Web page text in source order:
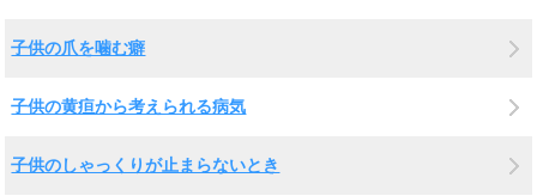
子供の爪を噛む癖
子供の黄疸から考えられる病気
子供のしゃっくりが止まらないとき